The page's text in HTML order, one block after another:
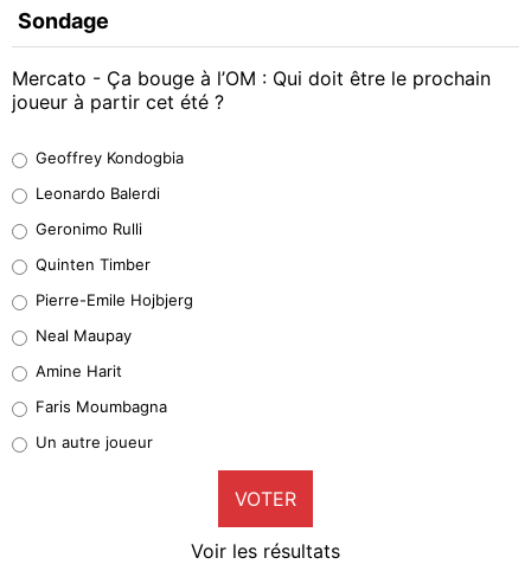
Sondage
Mercato - Ça bouge à l’OM : Qui doit être le prochain
joueur à partir cet été ?
38%
32%
4%
1%
9%
Geoffrey Kondogbia
Leonardo Balerdi
Geronimo Rulli
Quinten Timber
Pierre-Emile Hojbjerg
Neal Maupay
Amine Harit
Faris Moumbagna
Un autre joueur
VOTER
Voir les résultats